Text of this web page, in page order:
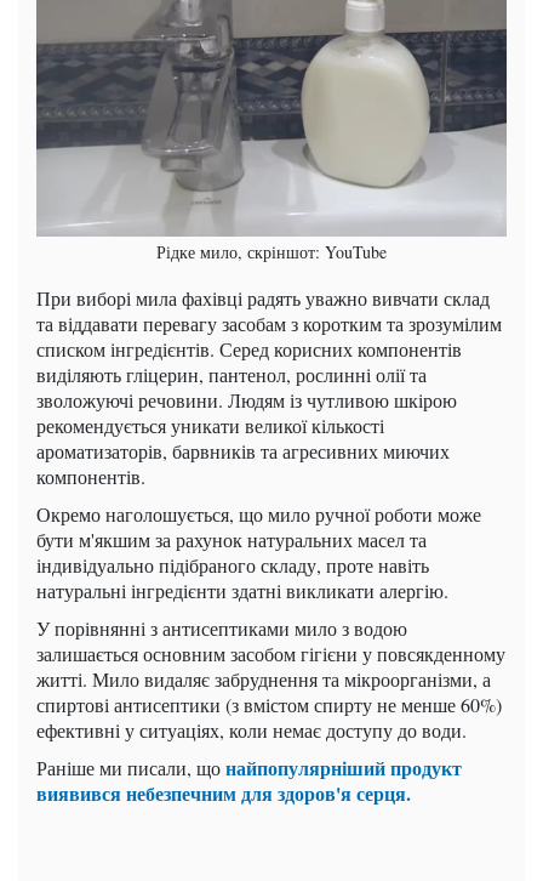
Рідке мило, скріншот: YouTube
При виборі мила фахівці радять уважно вивчати склад
та віддавати перевагу засобам з коротким та зрозумілим
списком інгредієнтів. Серед корисних компонентів
виділяють гліцерин, пантенол, рослинні олії та
зволожуючі речовини. Людям із чутливою шкірою
рекомендується уникати великої кількості
ароматизаторів, барвників та агресивних миючих
компонентів.
Окремо наголошується, що мило ручної роботи може
бути м'якшим за рахунок натуральних масел та
індивідуально підібраного складу, проте навіть
натуральні інгредієнти здатні викликати алергію.
У порівнянні з антисептиками мило з водою
залишається основним засобом гігієни у повсякденному
житті. Мило видаляє забруднення та мікроорганізми, а
спиртові антисептики (з вмістом спирту не менше 60%)
ефективні у ситуаціях, коли немає доступу до води.
Раніше ми писали, щонайпопулярніший продукт
виявився небезпечним для здоров'я серця.